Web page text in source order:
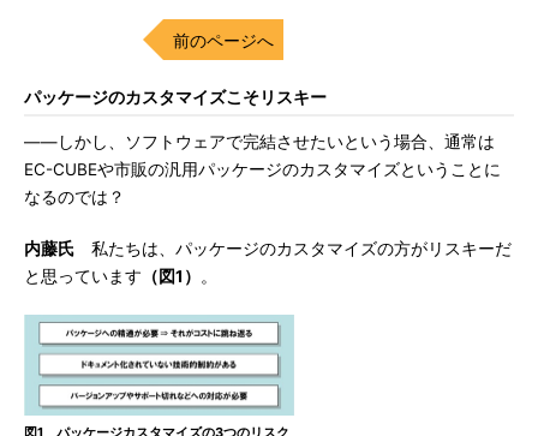
前のページへ
パッケージのカスタマイズこそリスキー
――しかし、ソフトウェアで完結させたいという場合、通常は
EC-CUBEや市販の汎用パッケージのカスタマイズということに
なるのでは？
内藤氏 私たちは、パッケージのカスタマイズの方がリスキーだ
と思っています （図1） 。
図1 パッケージカスタマイズの3つのリスク